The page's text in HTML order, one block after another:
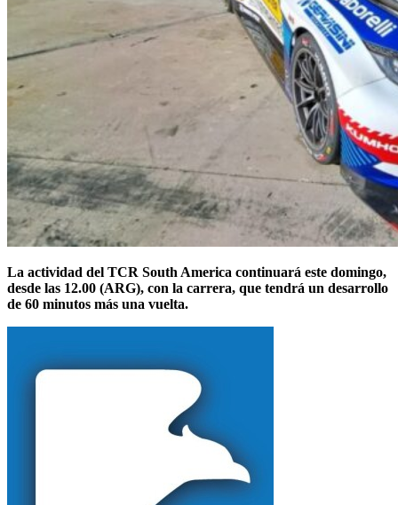
La actividad del TCR South America continuará este domingo,
desde las 12.00 (ARG), con la carrera, que tendrá un desarrollo
de 60 minutos más una vuelta.